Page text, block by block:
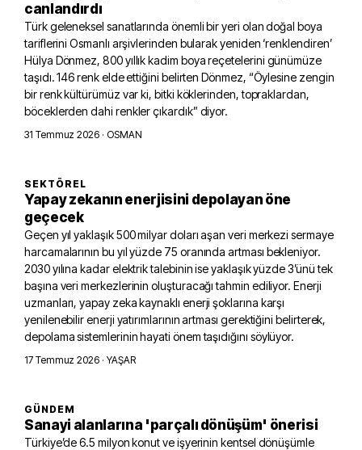
canlandırdı
Türk geleneksel sanatlarında önemli bir yeri olan doğal boya
tariflerini Osmanlı arşivlerinden bularak yeniden ‘renklendiren’
Hülya Dönmez, 800 yıllık kadim boya reçetelerini günümüze
taşıdı. 146 renk elde ettiğini belirten Dönmez, “Öylesine zengin
bir renk kültürümüz var ki, bitki köklerinden, topraklardan,
böceklerden dahi renkler çıkardık” diyor.
31 Temmuz 2026 · OSMAN
SEKTÖREL
Yapay zekanın enerjisini depolayan öne
geçecek
Geçen yıl yaklaşık 500 milyar doları aşan veri merkezi sermaye
harcamalarının bu yıl yüzde 75 oranında artması bekleniyor.
2030 yılına kadar elektrik talebinin ise yaklaşık yüzde 3’ünü tek
başına veri merkezlerinin oluşturacağı tahmin ediliyor. Enerji
uzmanları, yapay zeka kaynaklı enerji şoklarına karşı
yenilenebilir enerji yatırımlarının artması gerektiğini belirterek,
depolama sistemlerinin hayati önem taşıdığını söylüyor.
17 Temmuz 2026 · YAŞAR
GÜNDEM
Sanayi alanlarına 'parçalı dönüşüm' önerisi
Türkiye’de 6.5 milyon konut ve işyerinin kentsel dönüşümle